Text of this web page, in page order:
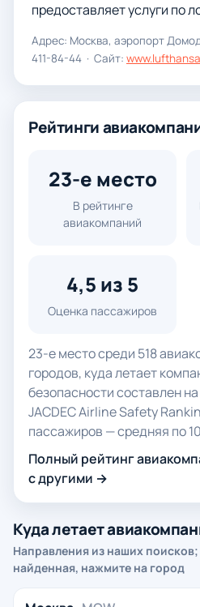
предоставляет услуги по
Адрес: Москва, аэропорт
411-84-44 · Сайт:
Рейтинги
23-е место
В рейтинге
авиакомпаний
4,5 из 5
Оценка пассажиров
23-е место среди 518
городов, куда летает
безопасности составлен
JACDEC Airline Safety
пассажиров — средняя по
Полный рейтинг
с другими →
Куда летает
Направления из наших
найденная, нажмите на город